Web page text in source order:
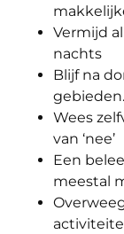
Vermijd
nachts
Blijf na
gebieden.
Wees
van ‘nee’
Een
meestal